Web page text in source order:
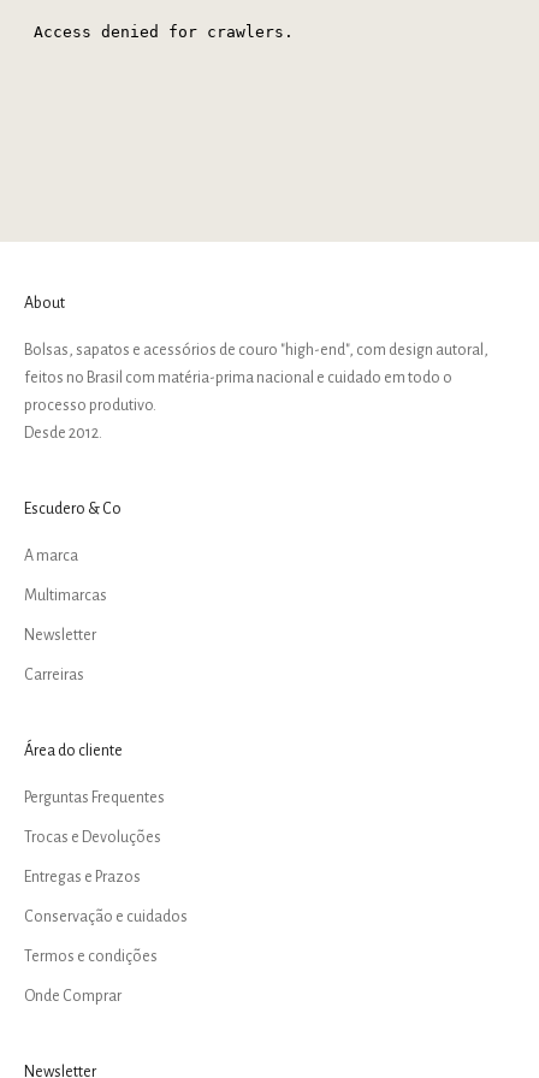
About
Bolsas, sapatos e acessórios de couro "high-end", com design autoral,
feitos no Brasil com matéria-prima nacional e cuidado em todo o
processo produtivo.
Desde 2012.
Escudero & Co
A marca
Multimarcas
Newsletter
Carreiras
Área do cliente
Perguntas Frequentes
Trocas e Devoluções
Entregas e Prazos
Conservação e cuidados
Termos e condições
Onde Comprar
Newsletter